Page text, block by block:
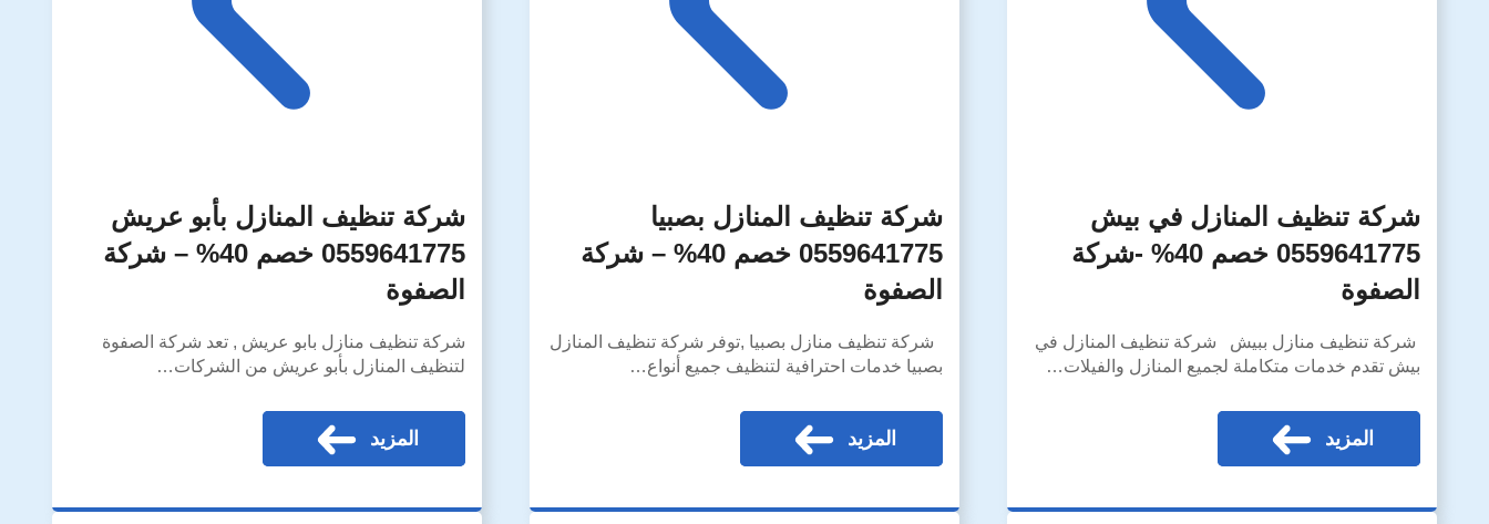
شركة تنظيف المنازل في بيش
0559641775 خصم 40% -شركة
الصفوة
شركة تنظيف منازل ببيش شركة تنظيف المنازل في
بيش تقدم خدمات متكاملة لجميع المنازل والفيلات…
المزيد
شركة تنظيف المنازل بصبيا
0559641775 خصم 40% – شركة
الصفوة
شركة تنظيف منازل بصبيا ,توفر شركة تنظيف المنازل
بصبيا خدمات احترافية لتنظيف جميع أنواع…
المزيد
شركة تنظيف المنازل بأبو عريش
0559641775 خصم 40% – شركة
الصفوة
شركة تنظيف منازل بابو عريش , تعد شركة الصفوة
لتنظيف المنازل بأبو عريش من الشركات…
المزيد